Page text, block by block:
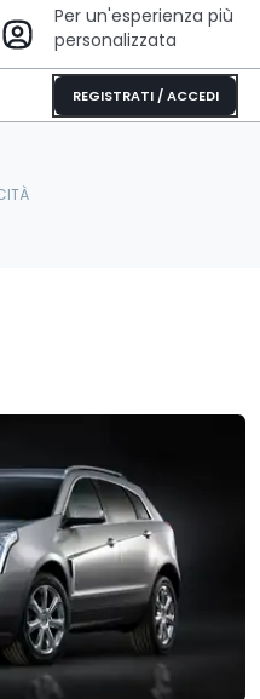
Per un'esperienza più
personalizzata
REGISTRATI / ACCEDI